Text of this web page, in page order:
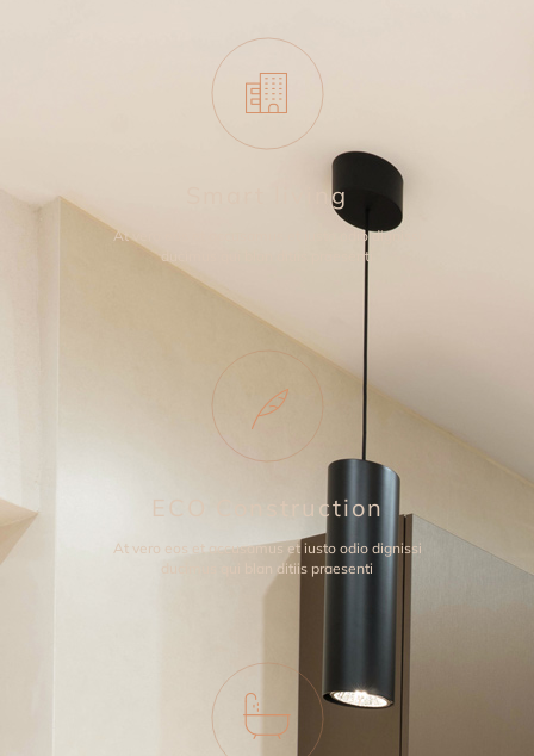
Smart living
At vero eos et accusamus et iusto odio dignissi
ducimus qui blan ditiis praesenti
ECO Construction
At vero eos et accusamus et iusto odio dignissi
ducimus qui blan ditiis praesenti